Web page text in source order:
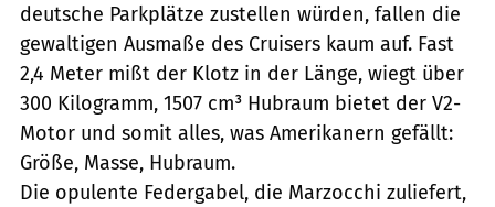
deutsche Parkplätze zustellen würden, fallen die
gewaltigen Ausmaße des Cruisers kaum auf. Fast
2,4 Meter mißt der Klotz in der Länge, wiegt über
300 Kilogramm, 1507 cm³ Hubraum bietet der V2-
Motor und somit alles, was Amerikanern gefällt:
Größe, Masse, Hubraum.
Die opulente Federgabel, die Marzocchi zuliefert,